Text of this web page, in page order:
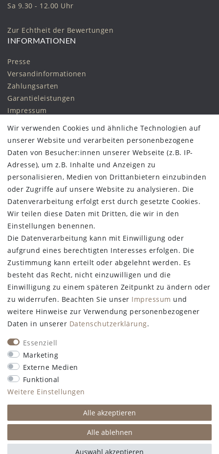
Sa 9.30 - 12.00 Uhr
Zur Echtheit der Bewertungen
INFORMATIONEN
Presse
Versandinformationen
Zahlungsarten
Garantieleistungen
Impressum
Vertrag widerrufen
STAY CONNECTED
Wir verwenden Cookies und ähnliche Technologien auf
unserer Website und verarbeiten personenbezogene
Daten von Besucher:innen unserer Webseite (z.B. IP-
Adresse), um z.B. Inhalte und Anzeigen zu
personalisieren, Medien von Drittanbietern einzubinden
oder Zugriffe auf unsere Website zu analysieren. Die
Datenverarbeitung erfolgt erst durch gesetzte Cookies.
Wir teilen diese Daten mit Dritten, die wir in den
Einstellungen benennen.
Die Datenverarbeitung kann mit Einwilligung oder
aufgrund eines berechtigten Interesses erfolgen. Die
Zustimmung kann erteilt oder abgelehnt werden. Es
besteht das Recht, nicht einzuwilligen und die
Einwilligung zu einem späteren Zeitpunkt zu ändern oder
zu widerrufen. Beachten Sie unser Impressum und
weitere Hinweise zur Verwendung personenbezogener
Daten in unserer Daten­schutz­erklärung.
Essenziell
Marketing
Externe Medien
Funktional
Weitere Einstellungen
Alle akzeptieren
Alle ablehnen
Auswahl akzeptieren